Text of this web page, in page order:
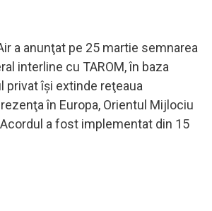
a anunţat pe 25 martie semnarea
interline cu TAROM, în baza
privat îşi extinde reţeaua
în Europa, Orientul Mijlociu
a fost implementat din 15